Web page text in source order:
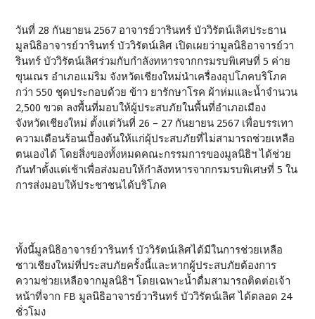
วันที่ 28 กันยายน 2567 อาจารย์วารินทร์ บัววิรัตน์เลิศประธาน
มูลนิธิอาจารย์วารินทร์ บัววิรัตน์เลิศ เปิดเผยว่ามูลนิธิอาจารย์วา
รินทร์ บัววิรัตน์เลิศร่วมกับกำลังทหารจากกรมรบพิเศษที่ 5 ค่าย
ขุนเณร อำเภอแม่ริม จังหวัดเชียงใหม่นำเครื่องอุปโภคบริโภค
กว่า 550 ชุดประกอบด้วย ข้าว ยารักษาโรค ผ้าห่มและน้ำจำนวน
2,500 ขวด ลงพื้นที่มอบให้ผู้ประสบภัยในพื้นที่อำเภอเมือง
จังหวัดเชียงใหม่ ตั้งแต่วันที่ 26 – 27 กันยายน 2567 เพื่อบรรเทา
ความเดือนร้อนเบื้องต้นให้แก่ผุ้ประสบภัยที่ไม่สามารถช่วยเหลือ
ตนเองได้ โดยสิ่งของทั้งหมดคณะกรรมการของมูลนิธิฯ ได้ช่วย
กันทำตั้งแต่เช้าเพื่อส่งมอบให้กำลังทหารจากกรมรบพิเศษที่ 5 ใน
การส่งมอบให้ประชาชนได้บริโภค
ทั้งนี้มูลนิธิอาจารย์วารินทร์ บัววิรัตน์เลิศได้มีในการช่วยเหลือ
ชาวเชียงใหม่ที่ประสบภัยครั้งนี้และหากผู้ประสบภัยต้องการ
ความช่วยเหลือจากมูลนิธิฯ โดยเฉพาะน้ำดื่มสามารถติดต่อเจ้า
หน้าที่จาก FB มูลนิธิอาจารย์วารินทร์ บัววิรัตน์เลิศ ได้ตลอด 24
ชั่วโมง